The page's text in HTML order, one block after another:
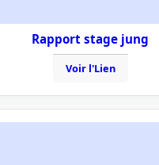
Rapport stage jung
Voir l'Lien